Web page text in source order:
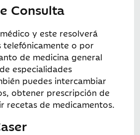
Consulta
y este resolverá
telefónicamente o por
de medicina general
especialidades
puedes intercambiar
obtener prescripción de
recetas de medicamentos.